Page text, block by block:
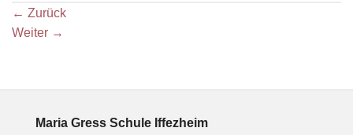
← Zurück
Weiter →
Maria Gress Schule Iffezheim